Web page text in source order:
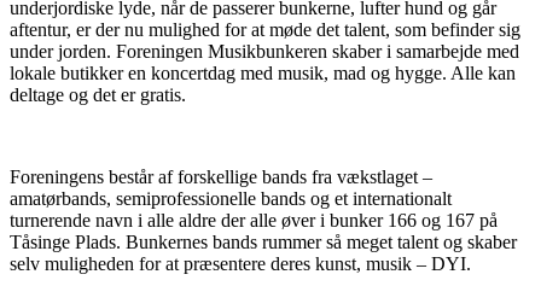
underjordiske lyde, når de passerer bunkerne, lufter hund og går
aftentur, er der nu mulighed for at møde det talent, som befinder sig
under jorden. Foreningen Musikbunkeren skaber i samarbejde med
lokale butikker en koncertdag med musik, mad og hygge. Alle kan
deltage og det er gratis.
Foreningens består af forskellige bands fra vækstlaget –
amatørbands, semiprofessionelle bands og et internationalt
turnerende navn i alle aldre der alle øver i bunker 166 og 167 på
Tåsinge Plads. Bunkernes bands rummer så meget talent og skaber
selv muligheden for at præsentere deres kunst, musik – DYI.